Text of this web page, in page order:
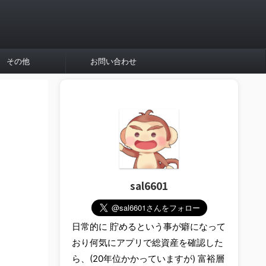
その他 お問い合わせ
sal6601
日常的に 貯めるという事が癖になって
おり何気にアプリで総資産を確認した
ら、(20年位かかっていますが) 富裕層